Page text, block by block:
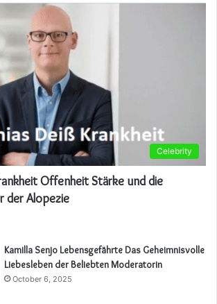
Celebrity
Offenheit Stärke und die
der Alopezie
Kamilla Senjo Lebensgefährte Das Geheimnisvolle
Liebesleben der Beliebten Moderatorin
October 6, 2025